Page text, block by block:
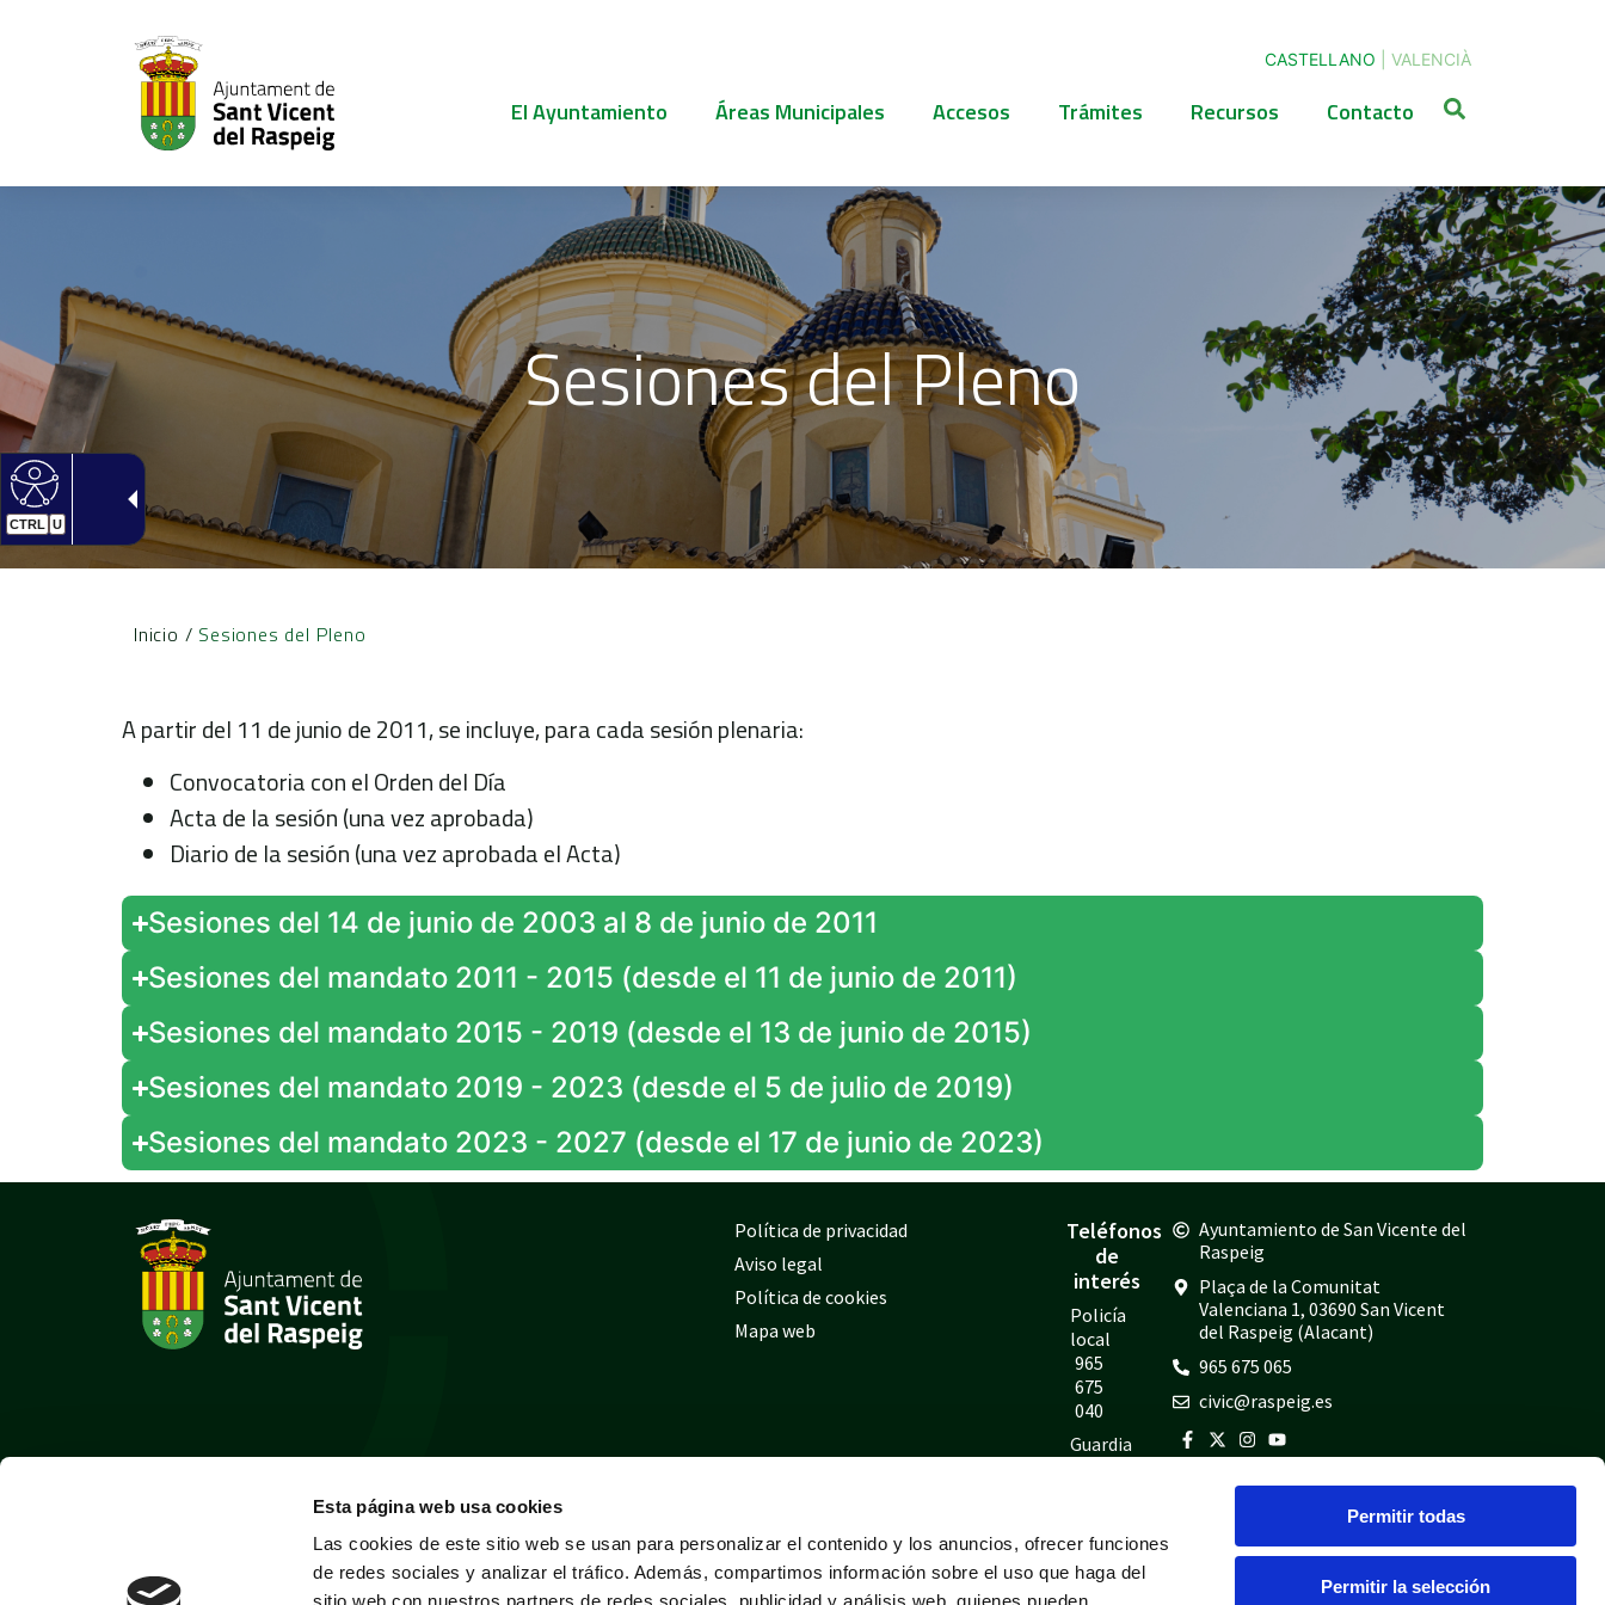
CTRL U
Esta página web usa cookies
Las cookies de este sitio web se usan para personalizar el contenido y los anuncios, ofrecer funciones
de redes sociales y analizar el tráfico. Además, compartimos información sobre el uso que haga del
Permitir todas
Permitir la selección
CASTELLANO VALENCIÀ
El Ayuntamiento Áreas Municipales Accesos Trámites Recursos Contacto
Sesiones del Pleno
Inicio / Sesiones del Pleno
A partir del 11 de junio de 2011, se incluye, para cada sesión plenaria:
Convocatoria con el Orden del Día
Acta de la sesión (una vez aprobada)
Diario de la sesión (una vez aprobada el Acta)
Sesiones del 14 de junio de 2003 al 8 de junio de 2011
Sesiones del mandato 2011 - 2015 (desde el 11 de junio de 2011)
Sesiones del mandato 2015 - 2019 (desde el 13 de junio de 2015)
Sesiones del mandato 2019 - 2023 (desde el 5 de julio de 2019)
Sesiones del mandato 2023 - 2027 (desde el 17 de junio de 2023)
Política de privacidad
Aviso legal
Política de cookies
Mapa web
Teléfonos
de
interés
Policía
local
965
675
040
Guardia
814
Bomberos
Ayuntamiento de San Vicente del
Raspeig
Plaça de la Comunitat
Valenciana 1, 03690 San Vicent
del Raspeig (Alacant)
965 675 065
civic@raspeig.es